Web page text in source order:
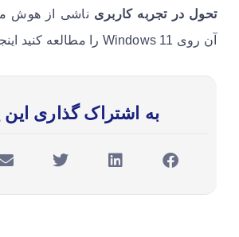
تحول در تجربه کاربری ناشی از هوش
آن روی Windows 11 را مطالعه کنید اینجا.
به اشتراک گذاری